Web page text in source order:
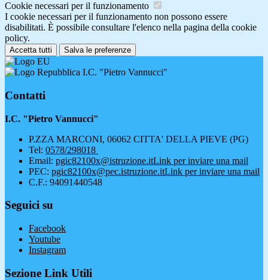
Cookie necessari per il funzionamento
I cookie necessari per il funzionamento non possono essere
disabilitati. È possibile consultare l'elenco nella pagina della cookie
policy.
Accetta tutti Salva le preferenze
I.C. "Pietro Vannucci"
Contatti
I.C. "Pietro Vannucci"
P.ZZA MARCONI, 06062 CITTA' DELLA PIEVE (PG)
Tel: 0578/298018
Email: pgic82100x@istruzione.itLink per inviare una mail
PEC: pgic82100x@pec.istruzione.itLink per inviare una mail
C.F.: 94091440548
Seguici su
Facebook
Youtube
Instagram
Sezione Link Utili